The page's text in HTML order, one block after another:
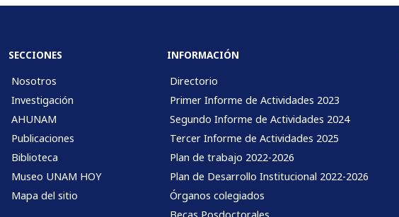
SECCIONES
Nosotros
Investigación
AHUNAM
Publicaciones
Biblioteca
Museo UNAM HOY
Mapa del sitio
INFORMACIÓN
Directorio
Primer Informe de Actividades 2023
Segundo Informe de Actividades 2024
Tercer Informe de Actividades 2025
Plan de trabajo 2022-2026
Plan de Desarrollo Institucional 2022-2026
Órganos colegiados